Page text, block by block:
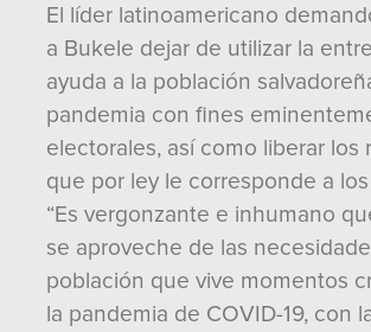
El líder latinoamericano
a Bukele dejar de utilizar la
ayuda a la población
pandemia con fines
electorales, así como liberar los
que por ley le corresponde a
“Es vergonzante e inhumano
se aproveche de las
población que vive momentos
la pandemia de COVID-19, con